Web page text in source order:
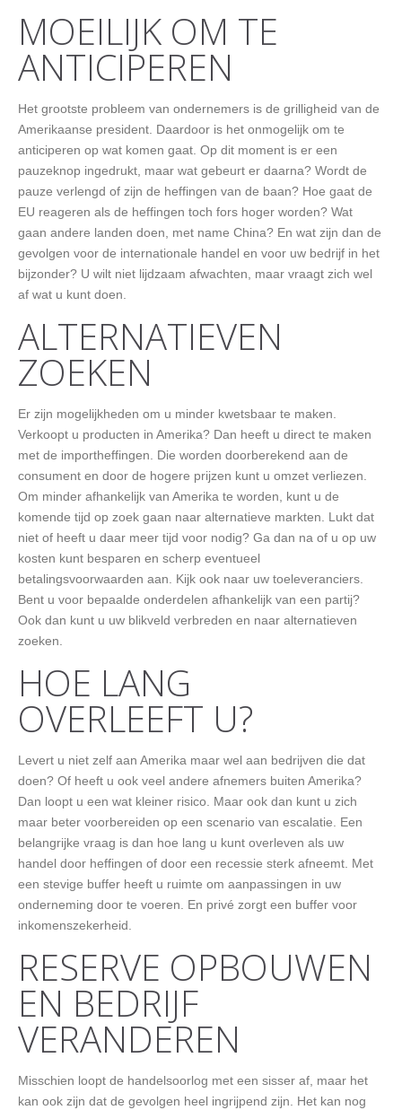
MOEILIJK OM TE
ANTICIPEREN
Het grootste probleem van ondernemers is de grilligheid van de
Amerikaanse president. Daardoor is het onmogelijk om te
anticiperen op wat komen gaat. Op dit moment is er een
pauzeknop ingedrukt, maar wat gebeurt er daarna? Wordt de
pauze verlengd of zijn de heffingen van de baan? Hoe gaat de
EU reageren als de heffingen toch fors hoger worden? Wat
gaan andere landen doen, met name China? En wat zijn dan de
gevolgen voor de internationale handel en voor uw bedrijf in het
bijzonder? U wilt niet lijdzaam afwachten, maar vraagt zich wel
af wat u kunt doen.
ALTERNATIEVEN
ZOEKEN
Er zijn mogelijkheden om u minder kwetsbaar te maken.
Verkoopt u producten in Amerika? Dan heeft u direct te maken
met de importheffingen. Die worden doorberekend aan de
consument en door de hogere prijzen kunt u omzet verliezen.
Om minder afhankelijk van Amerika te worden, kunt u de
komende tijd op zoek gaan naar alternatieve markten. Lukt dat
niet of heeft u daar meer tijd voor nodig? Ga dan na of u op uw
kosten kunt besparen en scherp eventueel
betalingsvoorwaarden aan. Kijk ook naar uw toeleveranciers.
Bent u voor bepaalde onderdelen afhankelijk van een partij?
Ook dan kunt u uw blikveld verbreden en naar alternatieven
zoeken.
HOE LANG
OVERLEEFT U?
Levert u niet zelf aan Amerika maar wel aan bedrijven die dat
doen? Of heeft u ook veel andere afnemers buiten Amerika?
Dan loopt u een wat kleiner risico. Maar ook dan kunt u zich
maar beter voorbereiden op een scenario van escalatie. Een
belangrijke vraag is dan hoe lang u kunt overleven als uw
handel door heffingen of door een recessie sterk afneemt. Met
een stevige buffer heeft u ruimte om aanpassingen in uw
onderneming door te voeren. En privé zorgt een buffer voor
inkomenszekerheid.
RESERVE OPBOUWEN
EN BEDRIJF
VERANDEREN
Misschien loopt de handelsoorlog met een sisser af, maar het
kan ook zijn dat de gevolgen heel ingrijpend zijn. Het kan nog